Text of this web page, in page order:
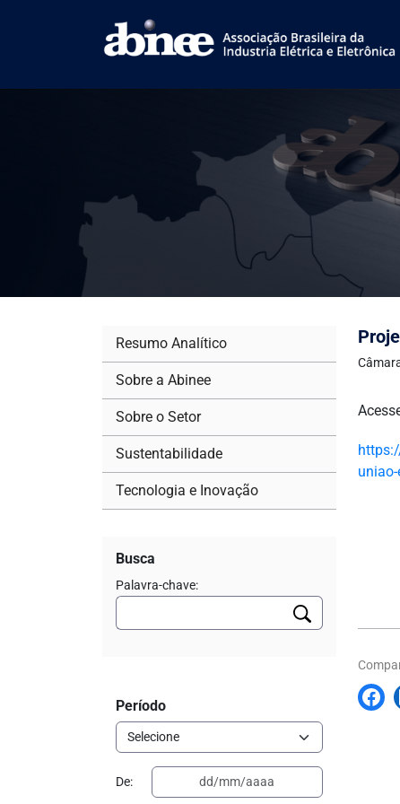
Resumo Analítico
Sobre a Abinee
Sobre o Setor
Sustentabilidade
Tecnologia e Inovação
Busca
Palavra-chave:
Período
De: